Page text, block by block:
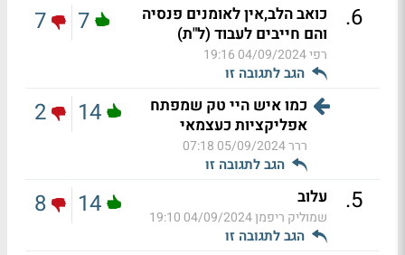
6
.
כואב הלב,אין לאומנים פנסיה
והם חייבים לעבוד (ל"ת)
רפי04/09/2024 19:16
הגב לתגובה זו
7
7
כמו איש היי טק שמפתח
אפליקציות כעצמאי
ררר05/09/2024 07:18
הגב לתגובה זו
14
2
5
. עלוב
שמוליק ריפמן04/09/2024 19:10
הגב לתגובה זו
14
8